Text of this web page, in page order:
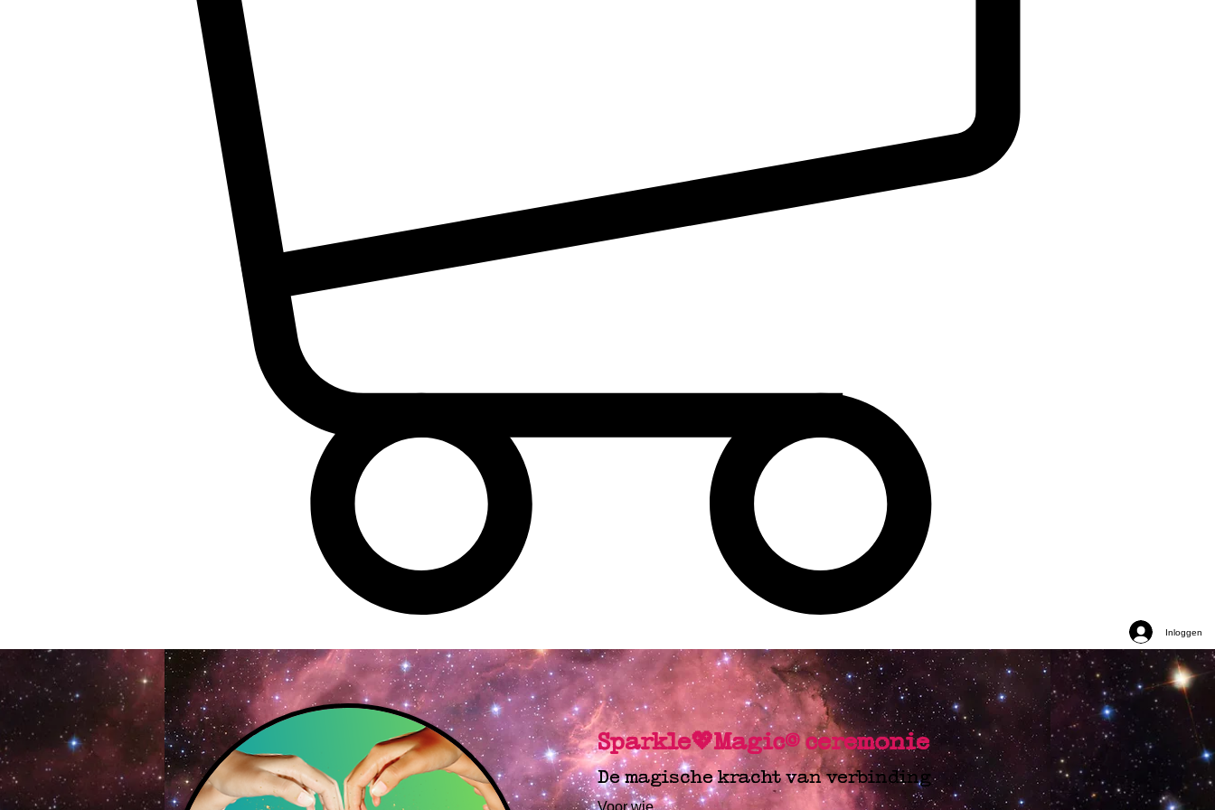
Inloggen
Sparkle💖Magic© ceremonie
De magische kracht van verbinding